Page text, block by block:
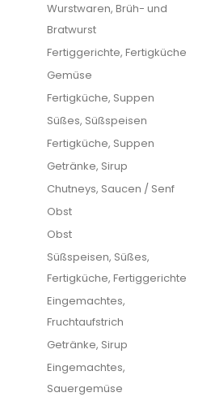
Wurstwaren, Brüh- und
Bratwurst
Fertiggerichte, Fertigküche
Gemüse
Fertigküche, Suppen
Süßes, Süßspeisen
Fertigküche, Suppen
Getränke, Sirup
Chutneys, Saucen / Senf
Obst
Obst
Süßspeisen, Süßes,
Fertigküche, Fertiggerichte
Eingemachtes,
Fruchtaufstrich
Getränke, Sirup
Eingemachtes,
Sauergemüse